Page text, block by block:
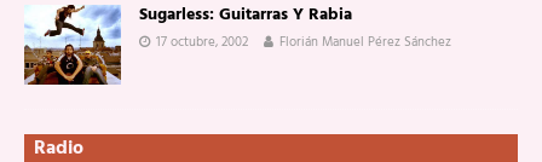
Sugarless: Guitarras Y Rabia
17 octubre, 2002 Florián Manuel Pérez Sánchez
Radio